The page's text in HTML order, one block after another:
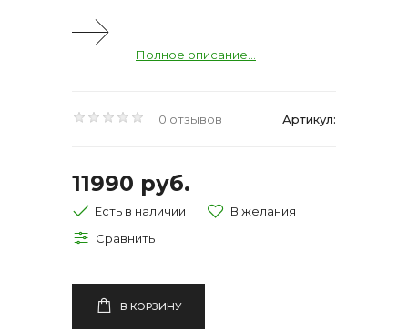
Полное описание...
0 отзывов Артикул:
11990 руб.
Есть в наличии
В КОРЗИНУ